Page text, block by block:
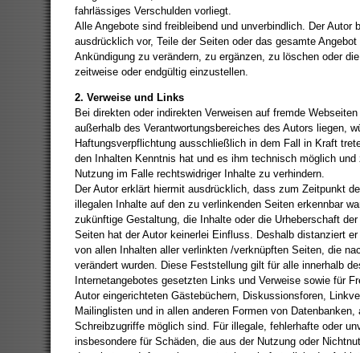
fahrlässiges Verschulden vorliegt.
Alle Angebote sind freibleibend und unverbindlich. Der Autor
ausdrücklich vor, Teile der Seiten oder das gesamte Angebot
Ankündigung zu verändern, zu ergänzen, zu löschen oder
zeitweise oder endgültig einzustellen.
2. Verweise und Links
Bei direkten oder indirekten Verweisen auf fremde Webseiten
außerhalb des Verantwortungsbereiches des Autors liegen,
Haftungsverpflichtung ausschließlich in dem Fall in Kraft
den Inhalten Kenntnis hat und es ihm technisch möglich und
Nutzung im Falle rechtswidriger Inhalte zu verhindern.
Der Autor erklärt hiermit ausdrücklich, dass zum Zeitpunkt
illegalen Inhalte auf den zu verlinkenden Seiten erkennbar
zukünftige Gestaltung, die Inhalte oder die Urheberschaft
Seiten hat der Autor keinerlei Einfluss. Deshalb distanziert
von allen Inhalten aller verlinkten /verknüpften Seiten, die
verändert wurden. Diese Feststellung gilt für alle innerhalb
Internetangebotes gesetzten Links und Verweise sowie für
Autor eingerichteten Gästebüchern, Diskussionsforen,
Mailinglisten und in allen anderen Formen von
Schreibzugriffe möglich sind. Für illegale, fehlerhafte oder
insbesondere für Schäden, die aus der Nutzung oder